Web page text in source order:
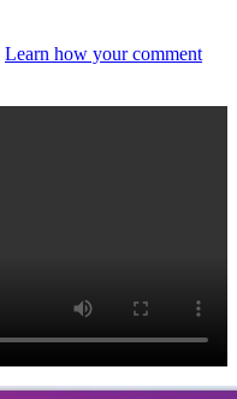
Learn how your comment